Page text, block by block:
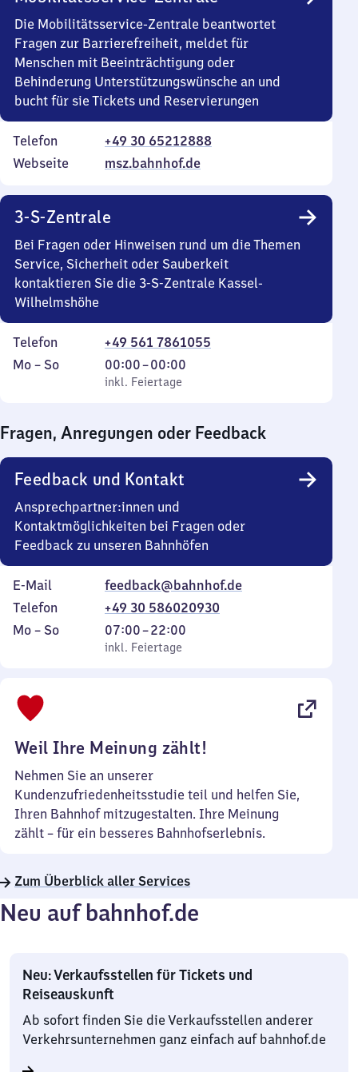
Die Mobilitätsservice-Zentrale beantwortet
Fragen zur Barrierefreiheit, meldet für
Menschen mit Beeinträchtigung oder
Behinderung Unterstützungswünsche an und
bucht für sie Tickets und Reservierungen
Telefon
+49 30 65212888
Webseite
msz.bahnhof.de
3-S-Zentrale
Bei Fragen oder Hinweisen rund um die Themen
Service, Sicherheit oder Sauberkeit
kontaktieren Sie die 3-S-Zentrale Kassel-
Wilhelmshöhe
Telefon
+49 561 7861055
Montag
Mo – So,
inkl. Feiertage
00:00–00:00
Von
0
0
Uhr
inkl. Feiertage
Fragen, Anregungen oder Feedback
Feedback und Kontakt
Ansprechpartner:innen und
Kontaktmöglichkeiten bei Fragen oder
Feedback zu unseren Bahnhöfen
E-Mail
feedback@bahnhof.de
Telefon
+49 30 586020930
Montag
Mo – So,
inkl. Feiertage
07:00–22:00
Von
7
inkl. Feiertage
Weil Ihre Meinung zählt!
Nehmen Sie an unserer
Kundenzufriedenheitsstudie teil und helfen Sie,
Ihren Bahnhof mitzugestalten. Ihre Meinung
zählt – für ein besseres Bahnhofserlebnis.
Zum Überblick aller Services
Neu auf bahnhof.de
Neu: Verkaufsstellen für Tickets und
Reiseauskunft
Ab sofort finden Sie die Verkaufsstellen anderer
Verkehrsunternehmen ganz einfach auf bahnhof.de